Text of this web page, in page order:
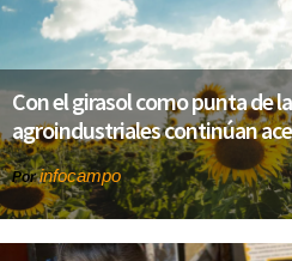
Con el girasol como punta de
agroindustriales continúan
Porinfocampo